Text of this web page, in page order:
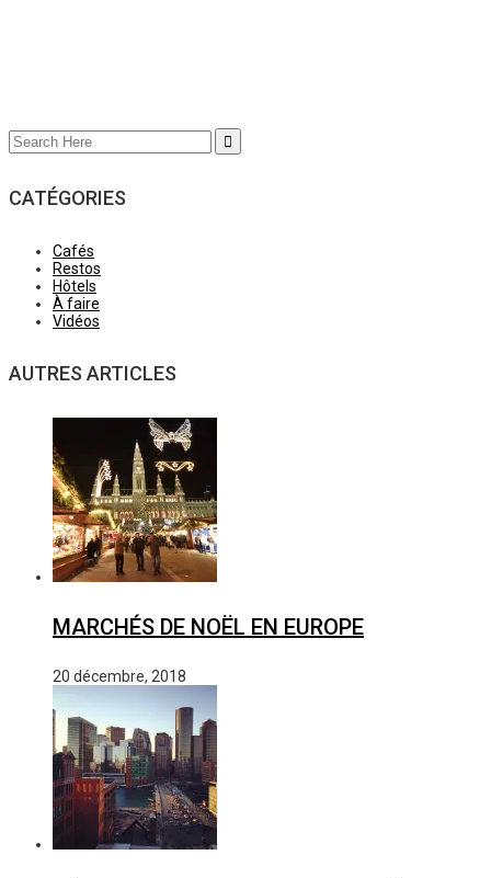
Search
for:
CATÉGORIES
Cafés
Restos
Hôtels
À faire
Vidéos
AUTRES ARTICLES
MARCHÉS DE NOËL EN EUROPE
20 décembre, 2018